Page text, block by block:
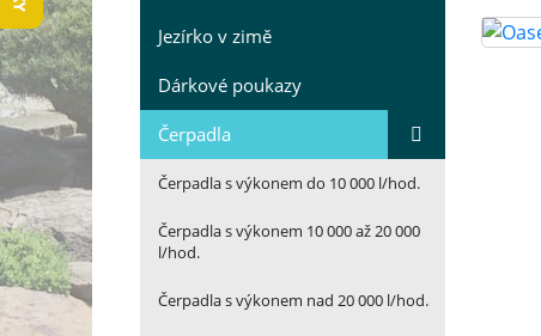
Jezírko v zimě
Dárkové poukazy
Čerpadla
Čerpadla s výkonem do 10 000 l/hod.
Čerpadla s výkonem 10 000 až 20 000
l/hod.
Čerpadla s výkonem nad 20 000 l/hod.